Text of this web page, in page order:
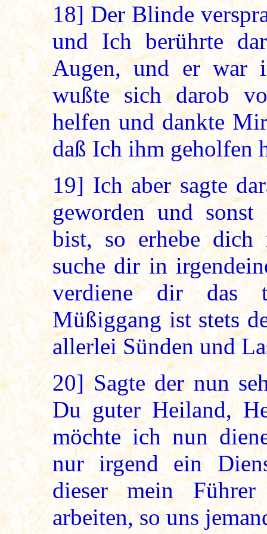
18] Der Blinde
und Ich berührte
Augen, und er war
wußte sich darob
helfen und dankte
daß Ich ihm geholfen
19] Ich aber sagte
geworden und
bist, so erhebe
suche dir in
verdiene dir das
Müßiggang ist stets
allerlei Sünden und
20]Sagte der nun
Du guter Heiland,
möchte ich nun
nur irgend ein
dieser mein
arbeiten, so uns